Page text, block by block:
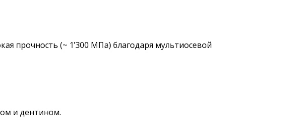
прочность (~ 1’300 MПа) благодаря мультиосевой
и дентином.